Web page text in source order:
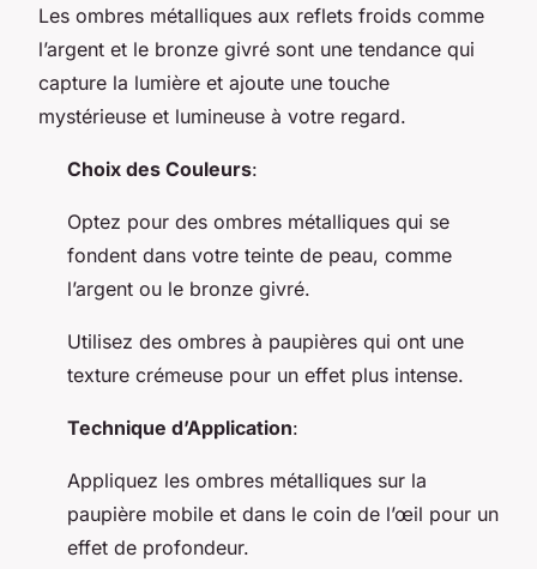
Les ombres métalliques aux reflets froids comme
l’argent et le bronze givré sont une tendance qui
capture la lumière et ajoute une touche
mystérieuse et lumineuse à votre regard.
Choix des Couleurs:
Optez pour des ombres métalliques qui se
fondent dans votre teinte de peau, comme
l’argent ou le bronze givré.
Utilisez des ombres à paupières qui ont une
texture crémeuse pour un effet plus intense.
Technique d’Application:
Appliquez les ombres métalliques sur la
paupière mobile et dans le coin de l’œil pour un
effet de profondeur.